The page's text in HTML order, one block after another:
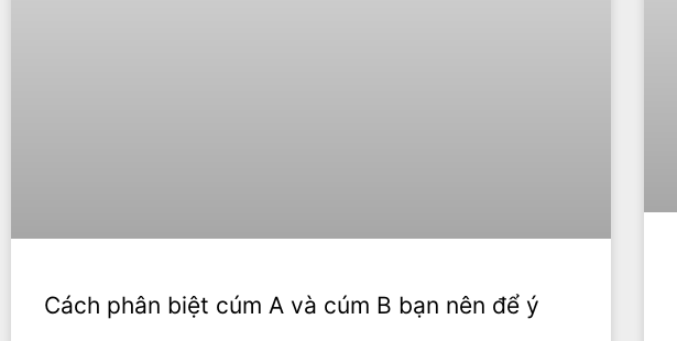
Cách phân biệt cúm A và cúm B bạn nên để ý